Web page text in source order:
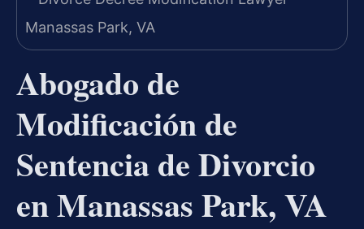
Abogado de
Modificación de
Sentencia de Divorcio
en Manassas Park, VA